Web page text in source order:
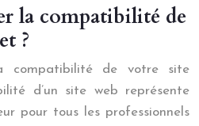
la compatibilité de
?
compatibilité de votre site
d’un site web représente
pour tous les professionnels